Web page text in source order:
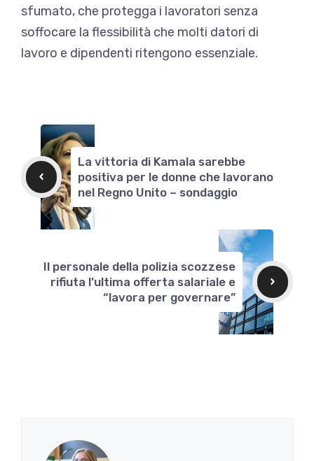
sfumato, che protegga i lavoratori senza
soffocare la flessibilità che molti datori di
lavoro e dipendenti ritengono essenziale.
La vittoria di Kamala sarebbe
positiva per le donne che lavorano
nel Regno Unito – sondaggio
Il personale della polizia scozzese
rifiuta l’ultima offerta salariale e
“lavora per governare”